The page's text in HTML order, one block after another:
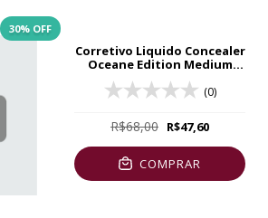
30% OFF
Corretivo Liquido Concealer
Oceane Edition Medium
(0)
R$68,00 R$47,60
COMPRAR